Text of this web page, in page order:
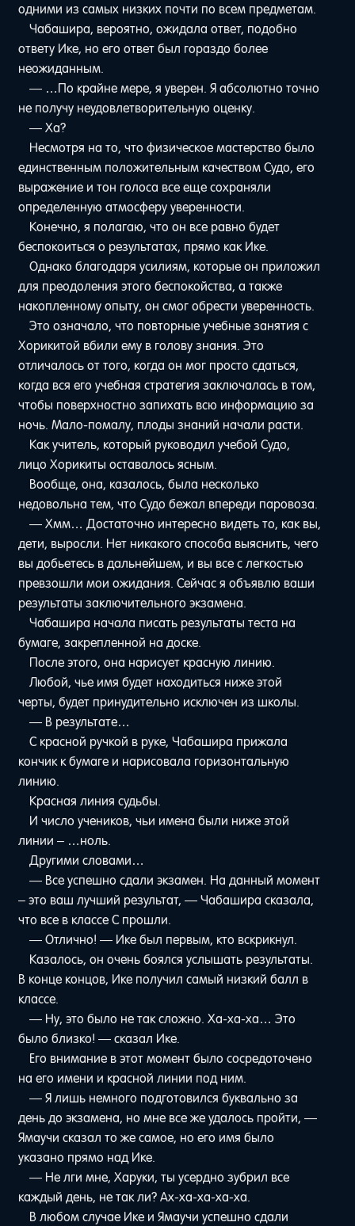
одними из самых низких почти по всем предметам.
Чабашира, вероятно, ожидала ответ, подобно
ответу Ике, но его ответ был гораздо более
неожиданным.
— …По крайне мере, я уверен. Я абсолютно точно
не получу неудовлетворительную оценку.
— Ха?
Несмотря на то, что физическое мастерство было
единственным положительным качеством Судо, его
выражение и тон голоса все еще сохраняли
определенную атмосферу уверенности.
Конечно, я полагаю, что он все равно будет
беспокоиться о результатах, прямо как Ике.
Однако благодаря усилиям, которые он приложил
для преодоления этого беспокойства, а также
накопленному опыту, он смог обрести уверенность.
Это означало, что повторные учебные занятия с
Хорикитой вбили ему в голову знания. Это
отличалось от того, когда он мог просто сдаться,
когда вся его учебная стратегия заключалась в том,
чтобы поверхностно запихать всю информацию за
ночь. Мало-помалу, плоды знаний начали расти.
Как учитель, который руководил учебой Судо,
лицо Хорикиты оставалось ясным.
Вообще, она, казалось, была несколько
недовольна тем, что Судо бежал впереди паровоза.
— Хмм… Достаточно интересно видеть то, как вы,
дети, выросли. Нет никакого способа выяснить, чего
вы добьетесь в дальнейшем, и вы все с легкостью
превзошли мои ожидания. Сейчас я объявлю ваши
результаты заключительного экзамена.
Чабашира начала писать результаты теста на
бумаге, закрепленной на доске.
После этого, она нарисует красную линию.
Любой, чье имя будет находиться ниже этой
черты, будет принудительно исключен из школы.
— В результате…
С красной ручкой в руке, Чабашира прижала
кончик к бумаге и нарисовала горизонтальную
линию.
Красная линия судьбы.
И число учеников, чьи имена были ниже этой
линии – …ноль.
Другими словами…
— Все успешно сдали экзамен. На данный момент
– это ваш лучший результат, — Чабашира сказала,
что все в классе C прошли.
— Отлично! — Ике был первым, кто вскрикнул.
Казалось, он очень боялся услышать результаты.
В конце концов, Ике получил самый низкий балл в
классе.
— Ну, это было не так сложно. Ха-ха-ха… Это
было близко! — сказал Ике.
Его внимание в этот момент было сосредоточено
на его имени и красной линии под ним.
— Я лишь немного подготовился буквально за
день до экзамена, но мне все же удалось пройти, —
Ямаучи сказал то же самое, но его имя было
указано прямо над Ике.
— Не лги мне, Харуки, ты усердно зубрил все
каждый день, не так ли? Ах-ха-ха-ха-ха.
В любом случае Ике и Ямаучи успешно сдали